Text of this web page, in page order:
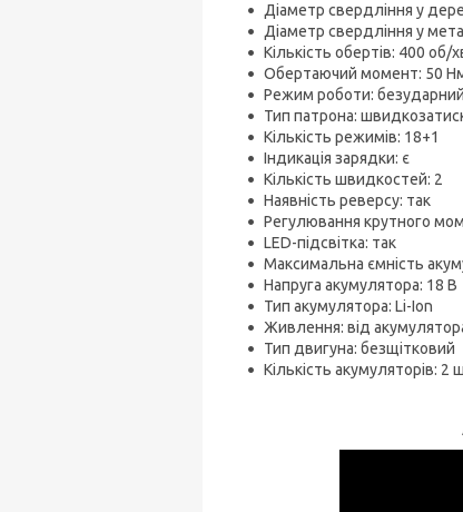
Діаметр свердління у
Діаметр свердління у
Кількість обертів: 400 об/
Обертаючий момент: 50
Режим роботи: безударний
Тип патрона:
Кількість режимів: 18+1
Індикація зарядки: є
Кількість швидкостей: 2
Наявність реверсу: так
Регулювання крутного
LED-підсвітка: так
Максимальна ємність
Напруга акумулятора: 18 В
Тип акумулятора: Li-Ion
Живлення: від
Тип двигуна: безщітковий
Кількість акумуляторів: 2